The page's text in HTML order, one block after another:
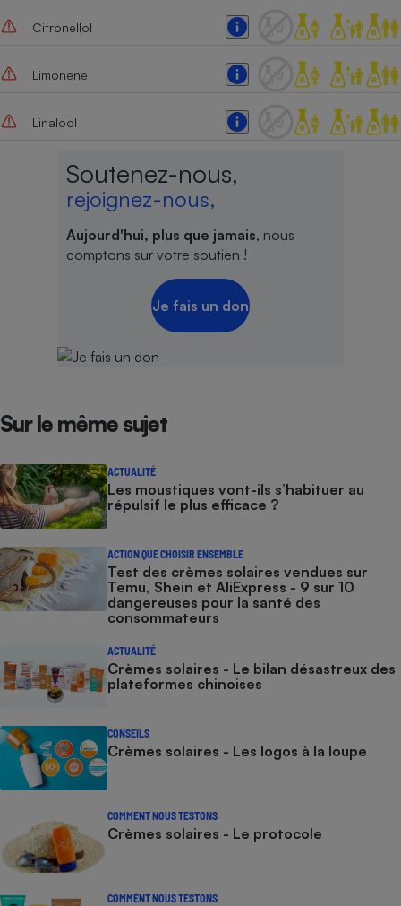
Citronellol
Limonene
Linalool
Soutenez-nous,
rejoignez-nous,
Aujourd'hui, plus que jamais, nous
comptons sur votre soutien !
Je fais un don
Sur le même sujet
ACTUALITÉ
Les moustiques vont-ils s’habituer au
répulsif le plus efficace ?
ACTION QUE CHOISIR ENSEMBLE
Test des crèmes solaires vendues sur
Temu, Shein et AliExpress - 9 sur 10
dangereuses pour la santé des
consommateurs
ACTUALITÉ
Crèmes solaires - Le bilan désastreux des
plateformes chinoises
CONSEILS
Crèmes solaires - Les logos à la loupe
COMMENT NOUS TESTONS
Crèmes solaires - Le protocole
COMMENT NOUS TESTONS